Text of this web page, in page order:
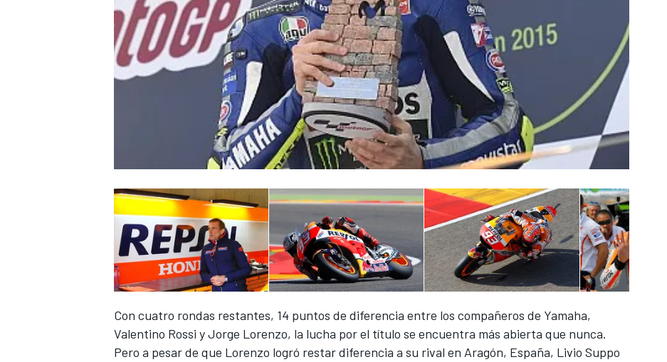
Con cuatro rondas restantes, 14 puntos de diferencia entre los compañeros de Yamaha,
Valentino Rossi y Jorge Lorenzo, la lucha por el título se encuentra más abierta que nunca.
Pero a pesar de que Lorenzo logró restar diferencia a su rival en Aragón, España, Livio Suppo